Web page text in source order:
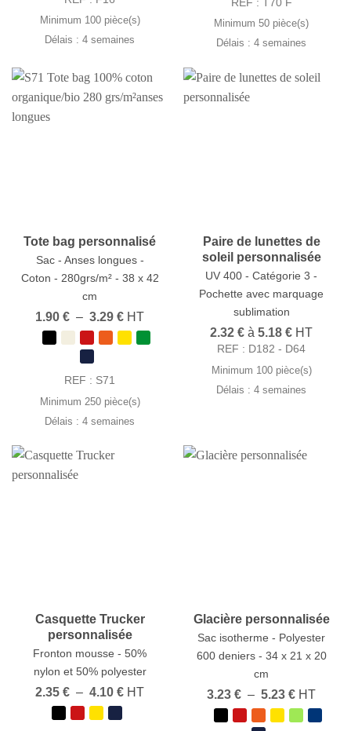
3.68 €
Minimum 100 pièce(s)
Délais : 4 semaines
Minimum 50 pièce(s)
Délais : 4 semaines
Tote bag personnalisé
Sac - Anses longues -
Coton - 280grs/m² - 38 x 42
cm
1.90 € – 3.29 €Plage
de
prix :
HT
REF : S71
Minimum 250 pièce(s)
Délais : 4 semaines
Paire de lunettes de
soleil personnalisée
UV 400 - Catégorie 3 -
Pochette avec marquage
sublimation
2.32 € à 5.18 € HT
REF : D182 - D64
Minimum 100 pièce(s)
Délais : 4 semaines
Casquette Trucker
personnalisée
Fronton mousse - 50%
nylon et 50% polyester
2.35 € – 4.10 €Plage
HT
Glacière personnalisée
Sac isotherme - Polyester
600 deniers - 34 x 21 x 20
cm
3.23 € – 5.23 €Plage
de
prix :
HT